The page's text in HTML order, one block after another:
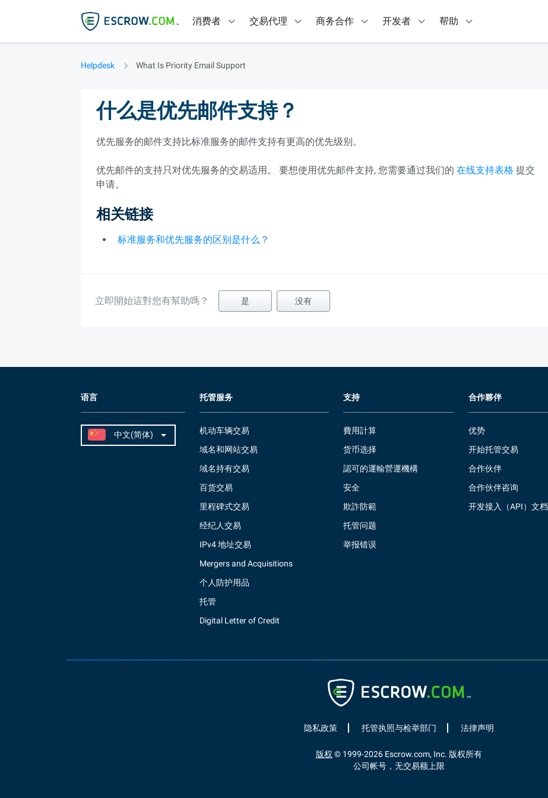
消费者 交易代理 商务合作 开发者 帮助
Helpdesk What Is Priority Email Support
什么是优先邮件支持？
优先服务的邮件支持比标准服务的邮件支持有更高的优先级别。
优先邮件的支持只对优先服务的交易适用。 要想使用优先邮件支持, 您需要通过我们的 在线支持表格 提交
申请。
相关链接
标准服务和优先服务的区别是什么？
立即開始這對您有幫助嗎？ 是 没有
语言 托管服务
机动车辆交易
域名和网站交易
域名持有交易
百货交易
里程碑式交易
经纪人交易
IPv4 地址交易
Mergers and Acquisitions
个人防护用品
托管
Digital Letter of Credit
支持
費用計算
货币选择
認可的運輸營運機構
安全
欺詐防範
托管问题
举报错误
合作夥伴
优势
开始托管交易
合作伙伴
合作伙伴咨询
开发接入（API）文档
隐私政策 托管执照与检举部门 法律声明
版权 © 1999-2026 Escrow.com, Inc. 版权所有
公司帐号，无交易额上限